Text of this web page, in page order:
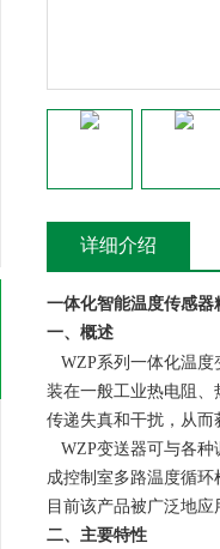
详细介绍
一体化智能温度传感
一、概述
WZP系列一体化温
装在一般工业热电阻
传递失真和干扰，从
WZP变送器可与各种
成控制室多路温度循环
目前该产品被广泛地
二、主要特性